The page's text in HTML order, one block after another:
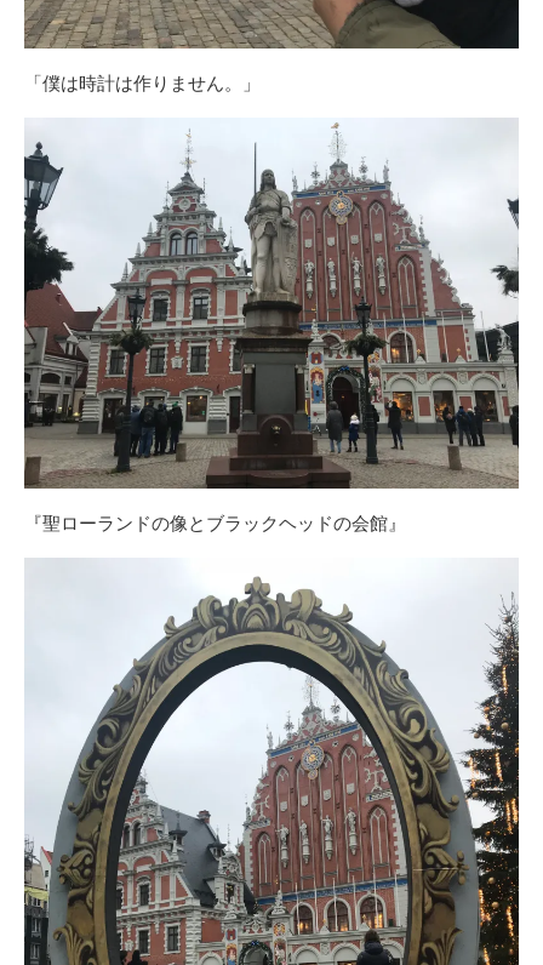
「僕は時計は作りません。」
『聖ローランドの像とブラックヘッドの会館』